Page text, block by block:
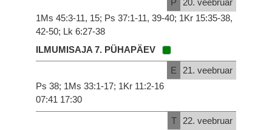
P
20. veebruar
1Ms 45:3-11, 15; Ps 37:1-11, 39-40; 1Kr 15:35-38,
42-50; Lk 6:27-38
ILMUMISAJA 7. PÜHAPÄEV
E
21. veebruar
Ps 38; 1Ms 33:1-17; 1Kr 11:2-16
07:41 17:30
T
22. veebruar